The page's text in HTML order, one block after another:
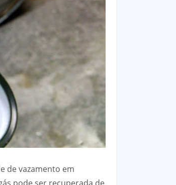
de vazamento em